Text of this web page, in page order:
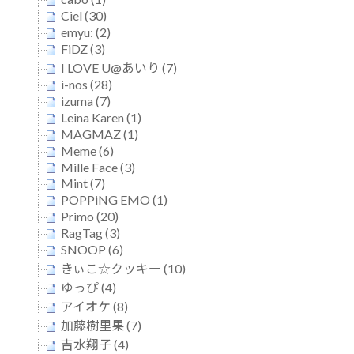
Ciel (30)
emyu: (2)
FiDZ (3)
I LOVE U@あいり (7)
i-nos (28)
izuma (7)
Leina Karen (1)
MAGMAZ (1)
Meme (6)
Mille Face (3)
Mint (7)
POPPiNG EMO (1)
Primo (20)
RagTag (3)
SNOOP (6)
きぃこ☆クッキー (10)
ゆっぴ (4)
アイオケ (8)
加藤樹里果 (7)
吉水翔子 (4)